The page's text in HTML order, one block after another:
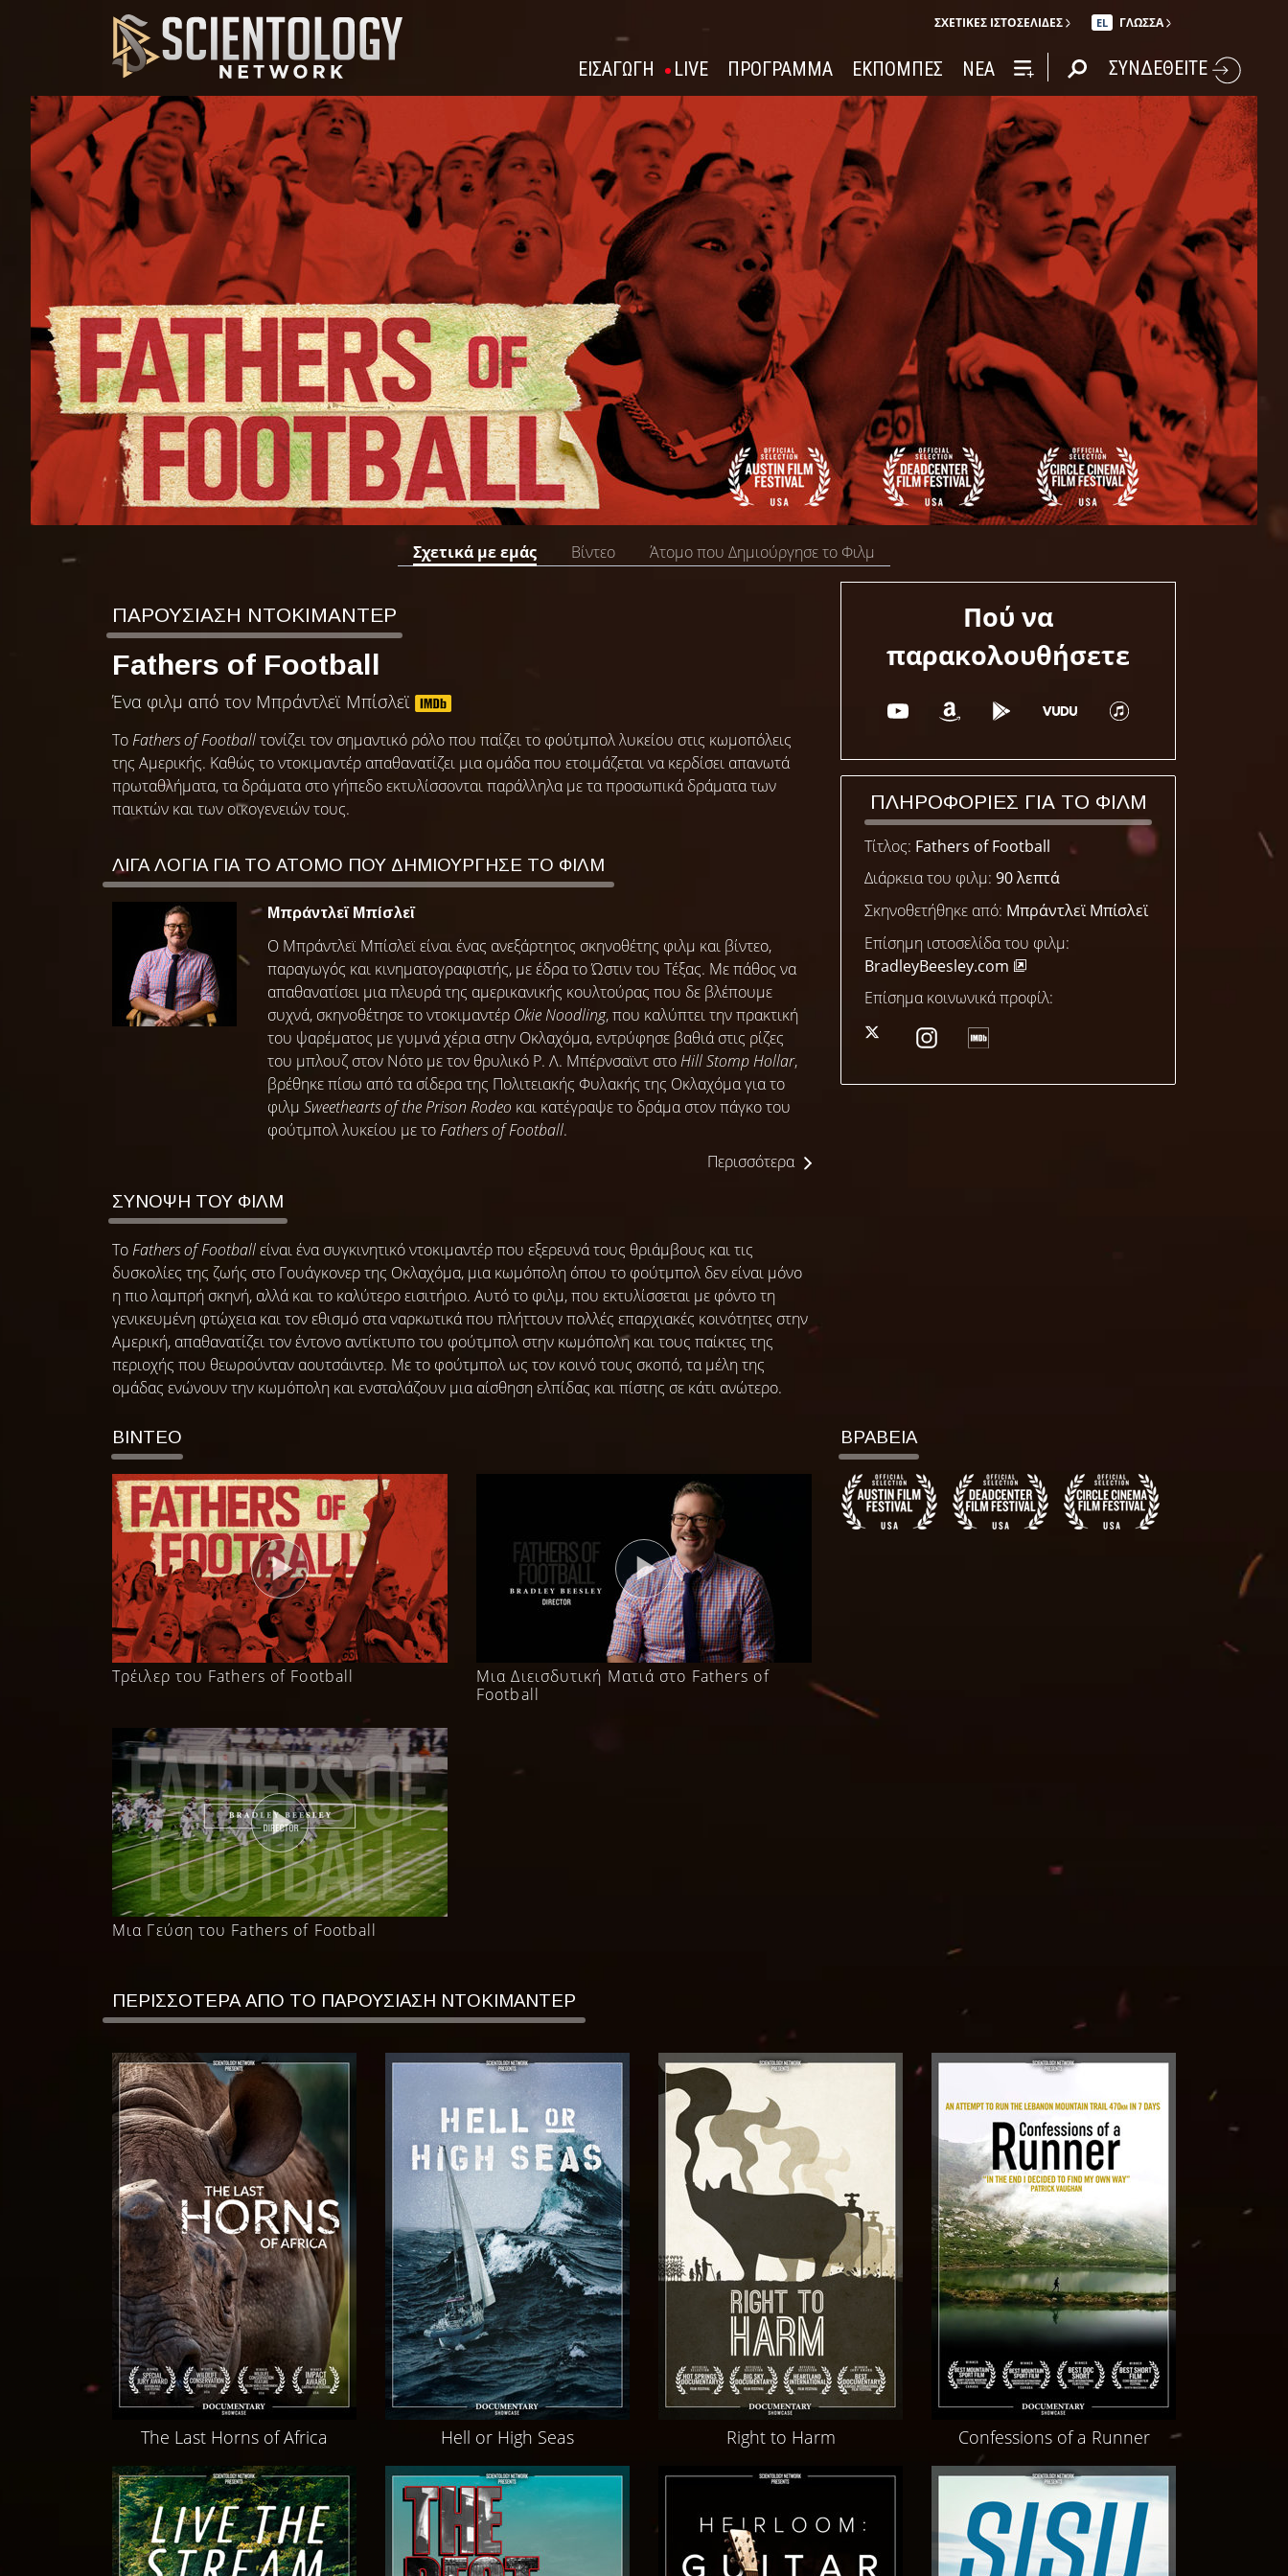
ΣΧΕΤΙΚΈΣ ΙΣΤΟΣΕΛΊΔΕΣ EL ΓΛΩΣΣΑ
ΕΙΣΑΓΩΓΗ LIVE ΠΡΟΓΡΑΜΜΑ ΕΚΠΟΜΠΕΣ ΝΕΑ ΣΥΝΔΕΘΕΙΤΕ
Σχετικά με εμάς Βίντεο Άτομο που Δημιούργησε το Φιλμ
ΠΑΡΟΥΣΙΑΣΗ ΝΤΟΚΙΜΑΝΤΕΡ
Fathers of Football
Ένα φιλμ από τον Μπράντλεϊ Μπίσλεϊ
ΤοFathers of Footballτονίζει τον σημαντικό ρόλο που παίζει το φούτμπολ λυκείου στις κωμοπόλεις
της Αμερικής. Καθώς το ντοκιμαντέρ απαθανατίζει μια ομάδα που ετοιμάζεται να κερδίσει απανωτά
πρωταθλήματα, τα δράματα στο γήπεδο εκτυλίσσονται παράλληλα με τα προσωπικά δράματα των
παικτών και των οικογενειών τους.
ΛΙΓΑ ΛΟΓΙΑ ΓΙΑ ΤΟ ΑΤΟΜΟ ΠΟΥ ΔΗΜΙΟΥΡΓΗΣΕ ΤΟ ΦΙΛΜ
Μπράντλεϊ Μπίσλεϊ
Ο Μπράντλεϊ Μπίσλεϊ είναι ένας ανεξάρτητος σκηνοθέτης φιλμ και βίντεο,
παραγωγός και κινηματογραφιστής, με έδρα το Ώστιν του Τέξας. Με πάθος να
απαθανατίσει μια πλευρά της αμερικανικής κουλτούρας που δε βλέπουμε
συχνά, σκηνοθέτησε το ντοκιμαντέρ Okie Noodling, που καλύπτει την πρακτική
του ψαρέματος με γυμνά χέρια στην Οκλαχόμα, εντρύφησε βαθιά στις ρίζες
του μπλουζ στον Νότο με τον θρυλικό Ρ. Λ. Μπέρνσαϊντ στοHill Stomp Hollar,
βρέθηκε πίσω από τα σίδερα της Πολιτειακής Φυλακής της Οκλαχόμα για το
φιλμ Sweethearts of the Prison Rodeo και κατέγραψε το δράμα στον πάγκο του
φούτμπολ λυκείου με τοFathers of Football.
Περισσότερα
ΣΥΝΟΨΗ ΤΟΥ ΦΙΛΜ
ΤοFathers of Footballείναι ένα συγκινητικό ντοκιμαντέρ που εξερευνά τους θριάμβους και τις
δυσκολίες της ζωής στο Γουάγκονερ της Οκλαχόμα, μια κωμόπολη όπου το φούτμπολ δεν είναι μόνο
η πιο λαμπρή σκηνή, αλλά και το καλύτερο εισιτήριο. Αυτό το φιλμ, που εκτυλίσσεται με φόντο τη
γενικευμένη φτώχεια και τον εθισμό στα ναρκωτικά που πλήττουν πολλές επαρχιακές κοινότητες στην
Αμερική, απαθανατίζει τον έντονο αντίκτυπο του φούτμπολ στην κωμόπολη και τους παίκτες της
περιοχής που θεωρούνταν αουτσάιντερ. Με το φούτμπολ ως τον κοινό τους σκοπό, τα μέλη της
ομάδας ενώνουν την κωμόπολη και ενσταλάζουν μια αίσθηση ελπίδας και πίστης σε κάτι ανώτερο.
Πού να
παρακολουθήσετε
ΠΛΗΡΟΦΟΡΙΕΣ ΓΙΑ ΤΟ ΦΙΛΜ
Τίτλος: Fathers of Football
Διάρκεια του φιλμ: 90 λεπτά
Σκηνοθετήθηκε από: Μπράντλεϊ Μπίσλεϊ
Επίσημη ιστοσελίδα του φιλμ:
BradleyBeesley.com
Επίσημα κοινωνικά προφίλ:
ΒΙΝΤΕΟ
Τρέιλερ του Fathers of Football
Μια Διεισδυτική Ματιά στο Fathers of
Football
Μια Γεύση του Fathers of Football
ΒΡΑΒΕΙΑ
ΠΕΡΙΣΣΟΤΕΡΑ ΑΠΟ ΤΟ ΠΑΡΟΥΣΙΑΣΗ ΝΤΟΚΙΜΑΝΤΕΡ
The Last Horns of Africa Hell or High Seas Right to Harm Confessions of a Runner